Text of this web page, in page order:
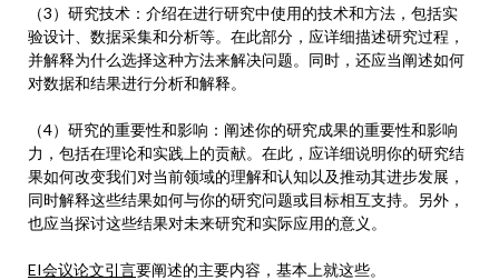
（3）研究技术：介绍在进行研究中使用的技术和方法，包括实
验设计、数据采集和分析等。在此部分，应详细描述研究过程，
并解释为什么选择这种方法来解决问题。同时，还应当阐述如何
对数据和结果进行分析和解释。
（4）研究的重要性和影响：阐述你的研究成果的重要性和影响
力，包括在理论和实践上的贡献。在此，应详细说明你的研究结
果如何改变我们对当前领域的理解和认知以及推动其进步发展，
同时解释这些结果如何与你的研究问题或目标相互支持。另外，
也应当探讨这些结果对未来研究和实际应用的意义。
EI会议论文引言要阐述的主要内容，基本上就这些。